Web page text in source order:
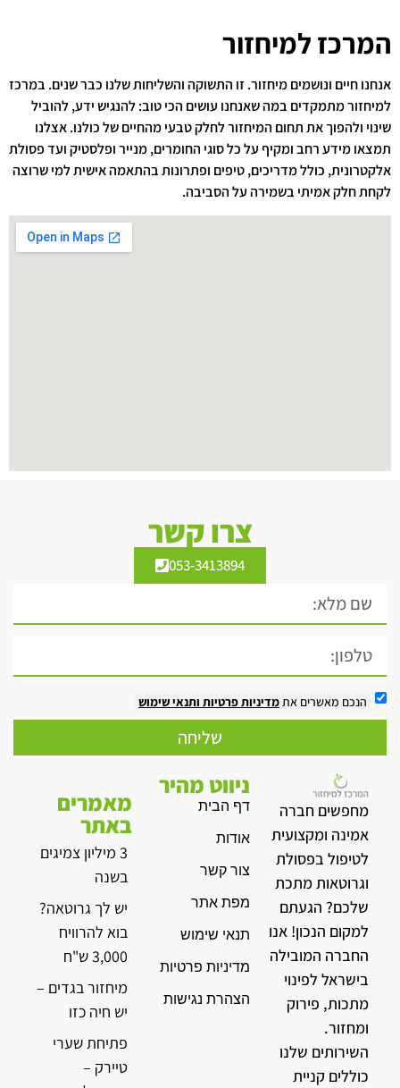
המרכז למיחזור
אנחנו חיים ונושמים מיחזור. זו התשוקה והשליחות שלנו כבר שנים. במרכז
למיחזור מתמקדים במה שאנחנו עושים הכי טוב: להנגיש ידע, להוביל
שינוי ולהפוך את תחום המיחזור לחלק טבעי מהחיים של כולנו. אצלנו
תמצאו מידע רחב ומקיף על כל סוגי החומרים, מנייר ופלסטיק ועד פסולת
אלקטרונית, כולל מדריכים, טיפים ופתרונות בהתאמה אישית למי שרוצה
לקחת חלק אמיתי בשמירה על הסביבה.
צרו קשר
053-3413894
הנכם מאשרים אתמדיניות פרטיות ותנאי שימוש
שליחה
מחפשים חברה
אמינה ומקצועית
לטיפול בפסולת
וגרוטאות מתכת
שלכם? הגעתם
למקום הנכון! אנו
החברה המובילה
בישראל לפינוי
מתכות, פירוק
ומחזור.
השירותים שלנו
כוללים קניית
ניווט מהיר
דף הבית
אודות
צור קשר
מפת אתר
תנאי שימוש
מדיניות פרטיות
הצהרת נגישות
מאמרים
באתר
3 מיליון צמיגים
בשנה
יש לך גרוטאה?
בוא להרוויח
3,000 ש"ח
מיחזור בגדים –
יש חיה כזו
פתיחת שערי
טיירק –